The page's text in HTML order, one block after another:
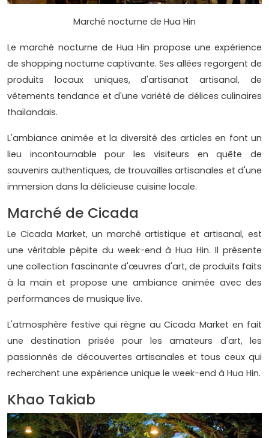
Marché nocturne de Hua Hin
Le marché nocturne de Hua Hin propose une expérience
de shopping nocturne captivante. Ses allées regorgent de
produits locaux uniques, d'artisanat artisanal, de
vêtements tendance et d'une variété de délices culinaires
thaïlandais.
L'ambiance animée et la diversité des articles en font un
lieu incontournable pour les visiteurs en quête de
souvenirs authentiques, de trouvailles artisanales et d'une
immersion dans la délicieuse cuisine locale.
Marché de Cicada
Le Cicada Market, un marché artistique et artisanal, est
une véritable pépite du week-end à Hua Hin. Il présente
une collection fascinante d'œuvres d'art, de produits faits
à la main et propose une ambiance animée avec des
performances de musique live.
L'atmosphère festive qui règne au Cicada Market en fait
une destination prisée pour les amateurs d'art, les
passionnés de découvertes artisanales et tous ceux qui
recherchent une expérience unique le week-end à Hua Hin.
Khao Takiab